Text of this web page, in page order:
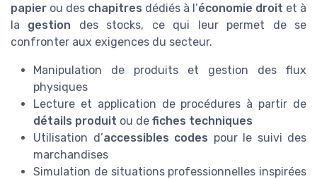
papier ou des chapitres dédiés à l’économie droit et à
la gestion des stocks, ce qui leur permet de se
confronter aux exigences du secteur.
Manipulation de produits et gestion des flux
physiques
Lecture et application de procédures à partir de
détails produit ou de fiches techniques
Utilisation d’accessibles codes pour le suivi des
marchandises
Simulation de situations professionnelles inspirées